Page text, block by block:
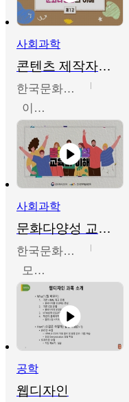
사회과학
콘텐츠 제작자를 위한 문화다양성의 이해
한국문화예술교육진흥원
이성민
사회과학
문화다양성 교육의 이해
한국문화예술교육진흥원
모경환,성상환,정문성
공학
웹디자인